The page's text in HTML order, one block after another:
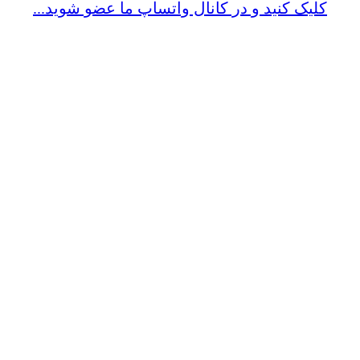
کلیک کنید و در کانال واتساپ ما عضو شوید...